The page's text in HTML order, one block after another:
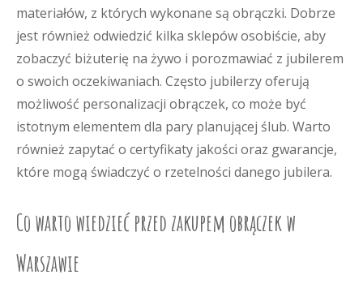
materiałów, z których wykonane są obrączki. Dobrze
jest również odwiedzić kilka sklepów osobiście, aby
zobaczyć biżuterię na żywo i porozmawiać z jubilerem
o swoich oczekiwaniach. Często jubilerzy oferują
możliwość personalizacji obrączek, co może być
istotnym elementem dla pary planującej ślub. Warto
również zapytać o certyfikaty jakości oraz gwarancje,
które mogą świadczyć o rzetelności danego jubilera.
Co warto wiedzieć przed zakupem obrączek w
Warszawie